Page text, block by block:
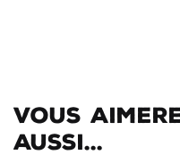
Vous
aussi...